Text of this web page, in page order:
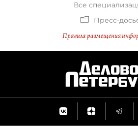
Все
Пресс-
Правила размещения